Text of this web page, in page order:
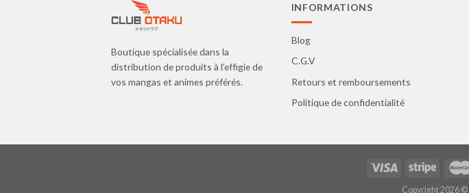
Boutique spécialisée dans la
distribution de produits à l’effigie de
vos mangas et animes préférés.
INFORMATIONS
Blog
C.G.V
Retours et remboursements
Politique de confidentialité
Copyright 2026 ©